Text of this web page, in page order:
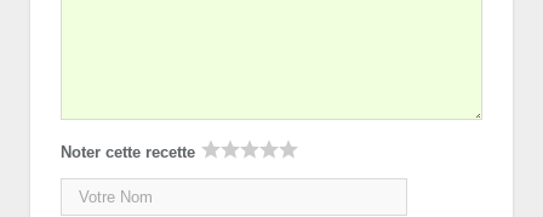
Noter cette recette